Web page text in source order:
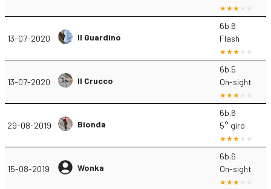
13-07-2020 Il Guardino
6b.6
Flash
13-07-2020 Il Crucco
6b.5
On-sight
29-08-2019 Bionda
6b.6
5° giro
15-08-2019 Wonka
6b.6
On-sight